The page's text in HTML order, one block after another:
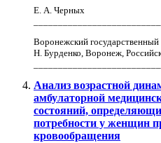
Е. А. Черных
Воронежский
Н. Бурденко, Воронеж,
Анализ возрастной
амбулаторной
состояний,
потребности у женщин
кровообращения